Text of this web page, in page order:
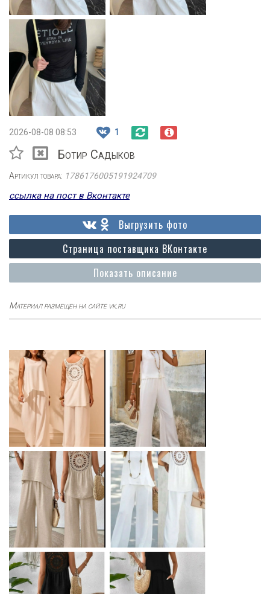
2026-08-08 08:53 1
Ботир Садыков
Артикул товара: 1786176005191924709
ссылка на пост в Вконтакте
Показать описание
Страница поставщика ВКонтакте
Выгрузить фото
Материал размещен на сайте vk.ru